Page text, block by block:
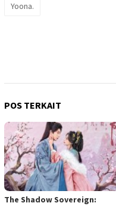
Yoona.
POS TERKAIT
The Shadow Sovereign: